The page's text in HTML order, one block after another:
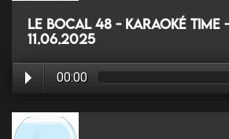
Le Bocal 48 - Karaoké Time
11.06.2025
00:00